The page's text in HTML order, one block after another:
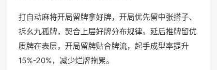
打自动麻将开局留牌拿好牌，开局优先留中张搭子、
拆幺九孤牌，契合上层好牌分布规律。延后推牌留优
质牌在表层，开局留牌贴合牌流，起手成型率提升
15%-20%，减少烂牌拖累。